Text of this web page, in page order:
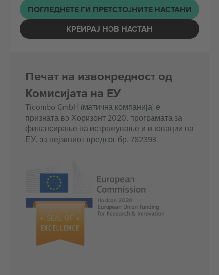
ПОГЛЕДНЕТЕ ГИ ПРЕТСТОЈНИТЕ НАСТАНИ
КРЕИРАЈ НОВ НАСТАН
Печат на извонредност од
Комисијата на ЕУ
Ticombo GmbH (матична компанија) е
призната во Хоризонт 2020, програмата за
финансирање на истражување и иновации на
ЕУ, за нејзиниот предлог бр. 782393.